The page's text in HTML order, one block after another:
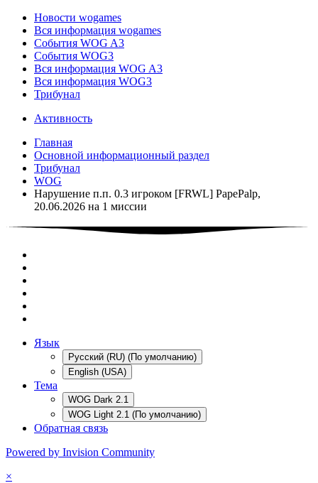
Новости wogames
Вся информация wogames
События WOG A3
События WOG3
Вся информация WOG A3
Вся информация WOG3
Трибунал
Активность
Главная
Основной информационный раздел
Трибунал
WOG
Нарушение п.п. 0.3 игроком [FRWL] PapePalp,
20.06.2026 на 1 миссии
Язык
Русский (RU) (По умолчанию)
English (USA)
Тема
WOG Dark 2.1
WOG Light 2.1 (По умолчанию)
Обратная связь
Powered by Invision Community
×